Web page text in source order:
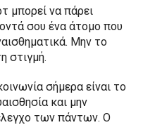
μπορεί να πάρει
σου ένα άτομο που
Μην το
στιγμή.
σήμερα είναι το
και μην
των πάντων. Ο